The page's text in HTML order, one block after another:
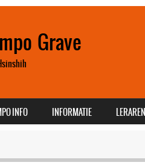
Grave
INFO INFORMATIE LERAREN